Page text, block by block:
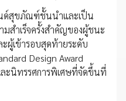
ด์สุขภัณฑ์ชั้นนำและเป็น
สำเร็จครั้งสำคัญของผู้ชนะ
ผู้เข้ารอบสุดท้ายระดับ
Design Award
ละนิทรรศการพิเศษที่จัดขึ้นที่